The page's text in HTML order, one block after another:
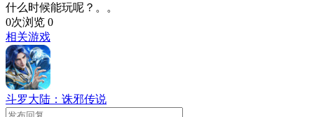
什么时候能玩呢？。。
0次浏览 0
相关游戏
斗罗大陆：诛邪传说